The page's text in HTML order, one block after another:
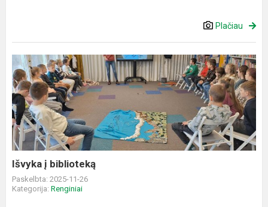
Plačiau
Išvyka
į
biblioteką
Išvyka į biblioteką
Paskelbta: 2025-11-26
Kategorija: Renginiai